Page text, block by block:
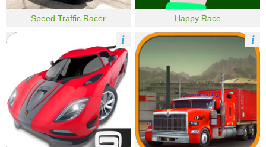
Speed Traffic Racer Happy Race
i i